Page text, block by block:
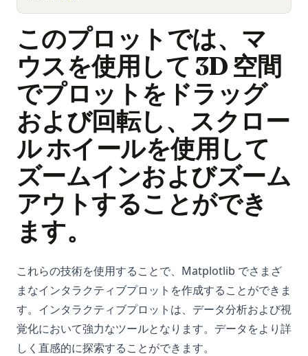
このプロットでは、マ
ウスを使用して 3D 空間
でプロットをドラッグ
および回転し、スクロー
ル ホイールを使用して
ズームインおよびズーム
アウトすることができ
ます。
これらの技術を使用することで、Matplotlib でさまざ
まなインタラクティブプロットを作成することができま
す。インタラクティブプロットは、データ分析および視
覚化において強力なツールとなります。データをより詳
しく直感的に探索することができます。